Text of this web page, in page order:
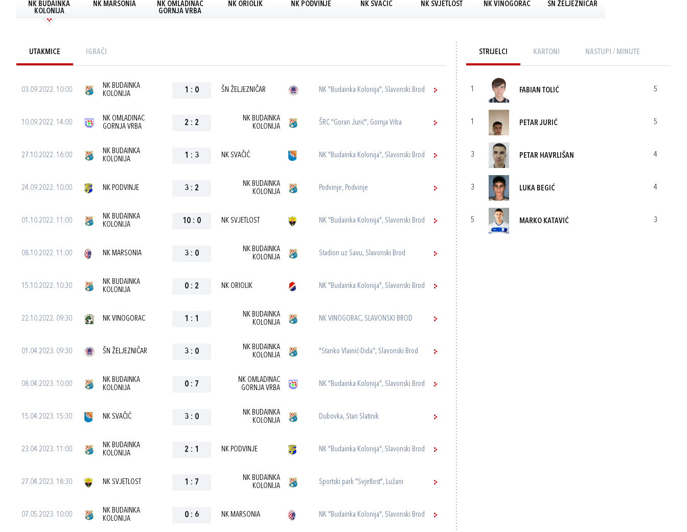
NK BUDAINKA
KOLONIJA
NK MARSONIA
NK OMLADINAC
GORNJA VRBA
NK ORIOLIK NK PODVINJE NK SVAČIĆ NK SVJETLOST NK VINOGORAC ŠN ŽELJEZNIČAR
UTAKMICE IGRAČI
03.09.2022. 10:00
NK BUDAINKA
KOLONIJA
1 : 0 ŠN ŽELJEZNIČAR NK "Budainka Kolonija", Slavonski Brod
10.09.2022. 14:00
NK OMLADINAC
GORNJA VRBA
2 : 2
NK BUDAINKA
KOLONIJA
ŠRC "Goran Jurić", Gornja Vrba
27.10.2022. 16:00
NK BUDAINKA
KOLONIJA
1 : 3 NK SVAČIĆ NK "Budainka Kolonija", Slavonski Brod
24.09.2022. 10:00 NK PODVINJE 3 : 2
NK BUDAINKA
KOLONIJA
Podvinje, Podvinje
01.10.2022. 11:00
NK BUDAINKA
KOLONIJA
10 : 0 NK SVJETLOST NK "Budainka Kolonija", Slavonski Brod
08.10.2022. 11:00 NK MARSONIA 3 : 0
NK BUDAINKA
KOLONIJA
Stadion uz Savu, Slavonski Brod
15.10.2022. 10:30
NK BUDAINKA
KOLONIJA
0 : 2 NK ORIOLIK NK "Budainka Kolonija", Slavonski Brod
22.10.2022. 09:30 NK VINOGORAC 1 : 1
NK BUDAINKA
KOLONIJA
NK VINOGORAC, SLAVONSKI BROD
01.04.2023. 09:30 ŠN ŽELJEZNIČAR 3 : 0
NK BUDAINKA
KOLONIJA
"Stanko Vlainić-Dida", Slavonski Brod
08.04.2023. 10:00
NK BUDAINKA
KOLONIJA
0 : 7
NK OMLADINAC
GORNJA VRBA
NK "Budainka Kolonija", Slavonski Brod
15.04.2023. 15:30 NK SVAČIĆ 3 : 0
NK BUDAINKA
KOLONIJA
Dubovka, Stari Slatinik
23.04.2023. 11:00
NK BUDAINKA
KOLONIJA
2 : 1 NK PODVINJE NK "Budainka Kolonija", Slavonski Brod
27.04.2023. 18:30 NK SVJETLOST 1 : 7
NK BUDAINKA
KOLONIJA
Sportski park "Svjetlost", Lužani
07.05.2023. 10:00
NK BUDAINKA
KOLONIJA
0 : 6 NK MARSONIA NK "Budainka Kolonija", Slavonski Brod
STRIJELCI KARTONI NASTUPI / MINUTE
1 FABIAN TOLIĆ 5
1 PETAR JURIĆ 5
3 PETAR HAVRLIŠAN 4
3 LUKA BEGIĆ 4
5 MARKO KATAVIĆ 3